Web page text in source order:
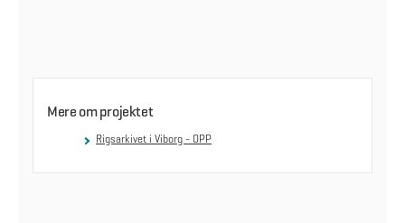
Mere om projektet
Rigsarkivet i Viborg - OPP